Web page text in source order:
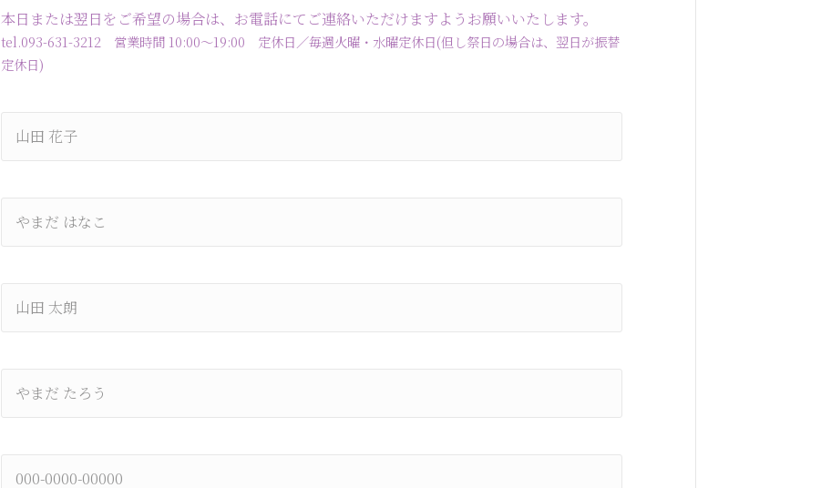
本日または翌日をご希望の場合は、お電話にてご連絡いただけますようお願いいたします。
tel.093-631-3212 営業時間 10:00～19:00 定休日／毎週火曜・水曜定休日(但し祭日の場合は、翌日が振替
定休日)